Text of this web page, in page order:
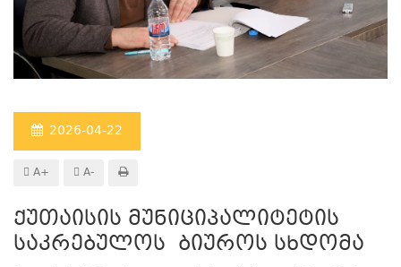
2026-04-22
A+ A-
ქუთაისის მუნიციპალიტეტის
საკრებულოს ბიუროს სხდომა